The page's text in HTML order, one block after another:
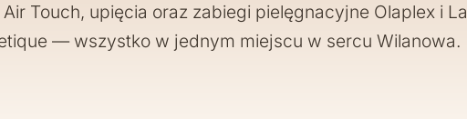
Touch, upięcia oraz zabiegi pielęgnacyjne Olaplex i La
— wszystko w jednym miejscu w sercu Wilanowa.